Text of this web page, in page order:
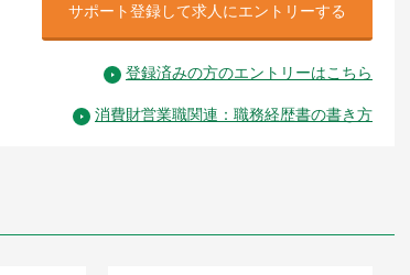
サポート登録して求人にエントリーする
登録済みの方のエントリーはこちら
消費財営業職関連：職務経歴書の書き方